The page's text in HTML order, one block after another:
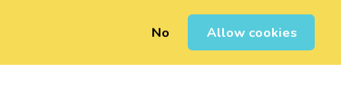
No Allow cookies
Sign Up 0